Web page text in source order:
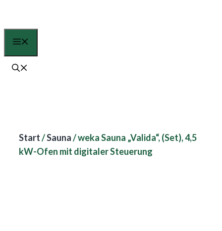
springen
Start/Sauna/ weka Sauna „Valida“, (Set), 4,5
kW-Ofen mit digitaler Steuerung